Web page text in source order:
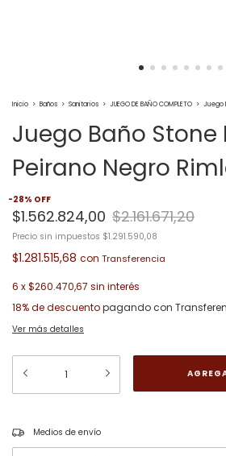
Inicio > Baños > Sanitarios > JUEGO DE BAÑO COMPLETO > Juego
Juego Baño Stone
Peirano Negro
-28% OFF
$1.562.824,00 $2.161.671,20
Precio sin impuestos $1.291.590,08
$1.281.515,68 con
6 x$260.470,67 sin interés
18% de descuentopagando con
Ver más detalles
Entregas para el CP:
Medios de envío